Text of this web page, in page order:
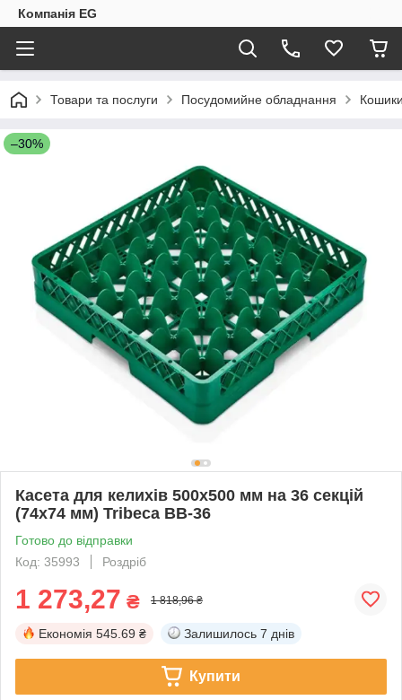
Компанія EG
Товари та послуги Посудомийне обладнання
–30%
Касета для келихів 500х500 мм на 36 секцій
(74х74 мм) Tribeca BB-36
Готово до відправки
Код: 35993
Роздріб
1 273,27 ₴ 1 818,96 ₴
Економія 545.69 ₴ Залишилось 7 днів
Купити